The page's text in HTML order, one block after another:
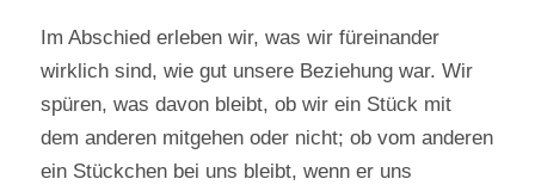
Im Abschied erleben wir, was wir füreinander
wirklich sind, wie gut unsere Beziehung war. Wir
spüren, was davon bleibt, ob wir ein Stück mit
dem anderen mitgehen oder nicht; ob vom anderen
ein Stückchen bei uns bleibt, wenn er uns